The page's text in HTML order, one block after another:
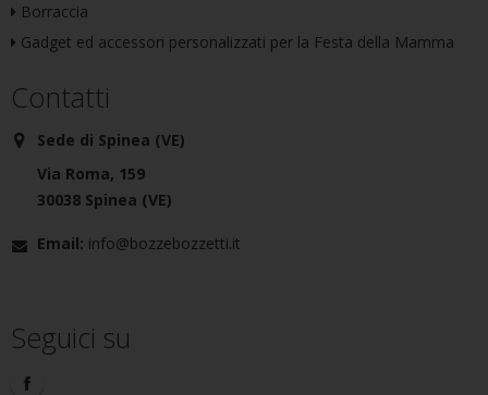
Borraccia
Gadget ed accessori personalizzati per la Festa della Mamma
Contatti
Sede di Spinea (VE)
Via Roma, 159
30038 Spinea (VE)
Email: info@bozzebozzetti.it
Seguici su